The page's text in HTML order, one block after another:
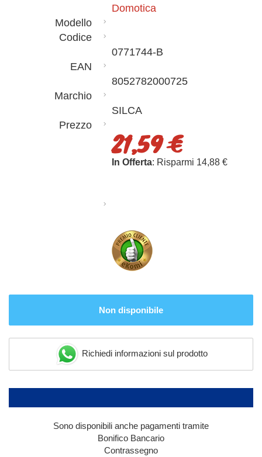
Domotica
Modello
Codice
0771744-B
EAN
8052782000725
Marchio
SILCA
Prezzo
21,59 €
In Offerta: Risparmi 14,88 €
Non disponibile
Richiedi informazioni sul prodotto
Sono disponibili anche pagamenti tramite
Bonifico Bancario
Contrassegno